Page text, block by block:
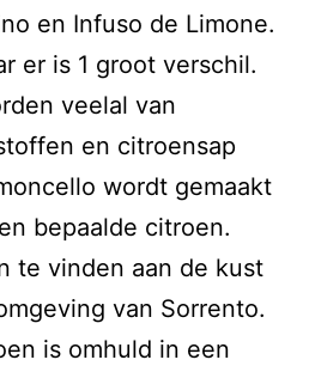
en Infuso de Limone.
er is 1 groot verschil.
veelal van
en citroensap
wordt gemaakt
bepaalde citroen.
te vinden aan de kust
van Sorrento.
is omhuld in een